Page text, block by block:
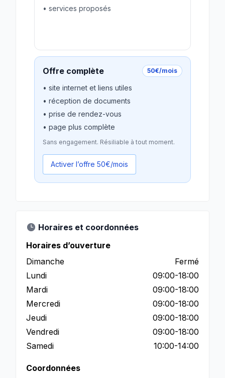
• services proposés
Offre complète 50€/mois
• site internet et liens utiles
• réception de documents
• prise de rendez-vous
• page plus complète
Sans engagement. Résiliable à tout moment.
Activer l’offre 50€/mois
Horaires et coordonnées
Horaires d’ouverture
Dimanche
Fermé
Lundi
09:00-18:00
Mardi
09:00-18:00
Mercredi
09:00-18:00
Jeudi
09:00-18:00
Vendredi
09:00-18:00
Samedi
10:00-14:00
Coordonnées